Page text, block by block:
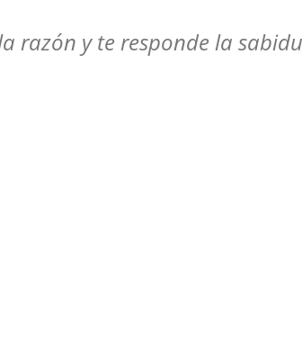
razón y te responde la